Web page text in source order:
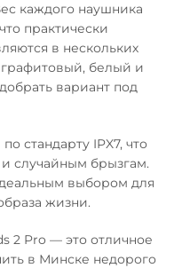
каждого наушника
практически
в нескольких
графитовый, белый и
вариант под
стандарту IPX7, что
случайным брызгам.
выбором для
жизни.
2 Pro — это отличное
в Минске недорого